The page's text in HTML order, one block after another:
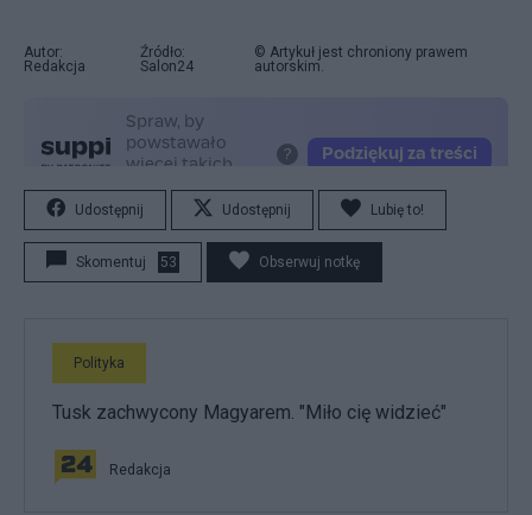
Autor:
Redakcja
Źródło:
Salon24
© Artykuł jest chroniony prawem
autorskim.
Udostępnij Udostępnij Lubię to!
Skomentuj 53 Obserwuj notkę
Polityka
Tusk zachwycony Magyarem. "Miło cię widzieć"
Redakcja